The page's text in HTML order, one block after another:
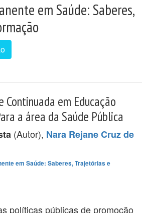
em Saúde: Saberes,
Continuada em Educação
a área da Saúde Pública
(Autor), Nara Rejane Cruz de
em Saúde: Saberes, Trajetórias e
políticas públicas de promoção